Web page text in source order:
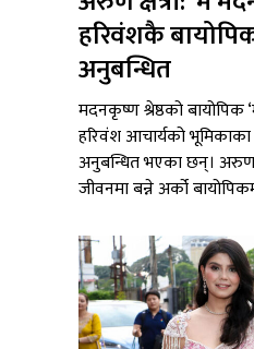
हरिवंशकै
अनुबन्धित
मदनकृष्ण श्रेष्ठको बायोपिक
हरिवंश आचार्यको भूमिकाका
अनुबन्धित भएका छन्।
जीवनमा बन्ने अर्को